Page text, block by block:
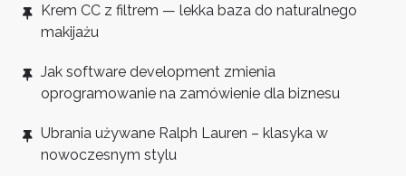
Krem CC z filtrem — lekka baza do naturalnego
makijażu
Jak software development zmienia
oprogramowanie na zamówienie dla biznesu
Ubrania używane Ralph Lauren – klasyka w
nowoczesnym stylu